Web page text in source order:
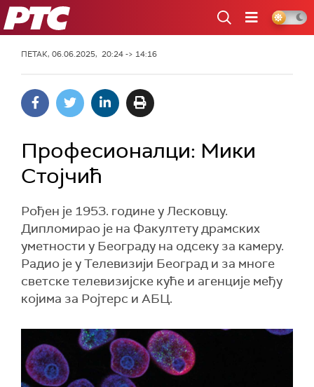
РТС
ПЕТАК, 06.06.2025, 20:24 -> 14:16
Професионалци: Мики
Стојчић
Рођен је 1953. године у Лесковцу.
Дипломирао је на Факултету драмских
уметности у Београду на одсеку за камеру.
Радио је у Телевизији Београд и за многе
светске телевизијске куће и агенције међу
којима за Ројтерс и АБЦ.